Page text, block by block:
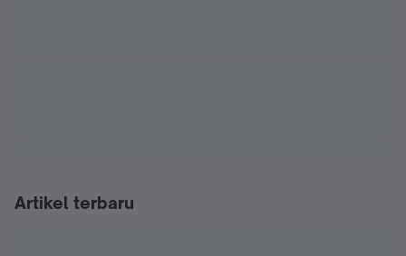
Artikel terbaru